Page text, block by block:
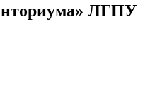
ЛГПУ